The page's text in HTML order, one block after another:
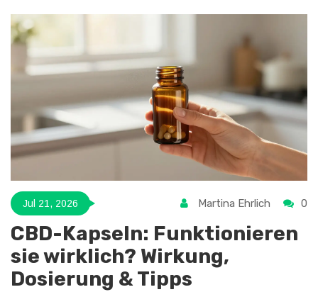
Jul 21, 2026 Martina Ehrlich 0
CBD-Kapseln: Funktionieren
sie wirklich? Wirkung,
Dosierung & Tipps